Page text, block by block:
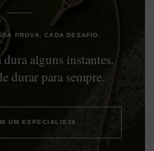
PROVA. CADA DESAFIO.
alguns instantes.
durar para sempre.
UM ESPECIALISTA